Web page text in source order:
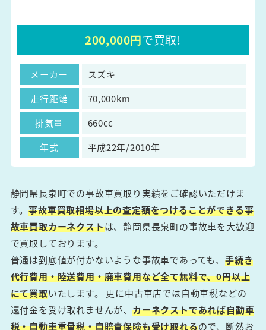
200,000円で買取!
メーカー
スズキ
走行距離
70,000km
排気量
660cc
年式
平成22年/2010年
静岡県長泉町での事故車買取り実績をご確認いただけま
す。事故車買取相場以上の査定額をつけることができる事
故車買取カーネクストは、静岡県長泉町の事故車を大歓迎
で買取しております。
普通は到底値が付かないような事故車であっても、手続き
代行費用・陸送費用・廃車費用など全て無料で、0円以上
にて買取いたします。 更に中古車店では自動車税などの
還付金を受け取れませんが、カーネクストであれば自動車
税・自動車重量税・自賠責保険も受け取れるので、断然お